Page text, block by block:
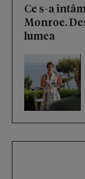
Ce s-a
Monroe.
lumea